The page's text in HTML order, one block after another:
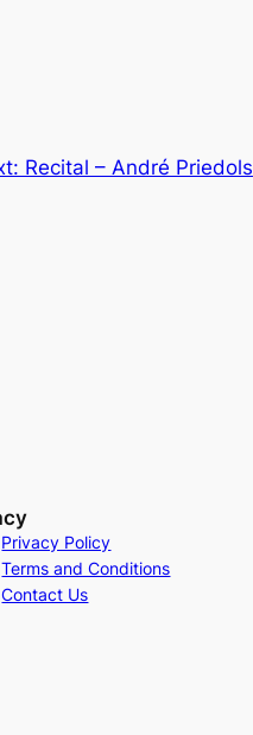
Recital – André Priedols
Privacy Policy
Terms and Conditions
Contact Us